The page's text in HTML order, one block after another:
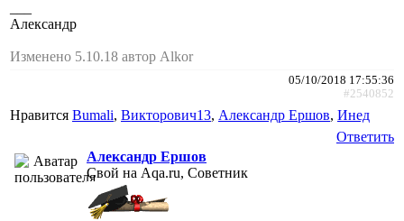
Александр
Изменено 5.10.18 автор Alkor
05/10/2018 17:55:36
#2540852
Нравится Bumali, Викторович13, Александр Ершов, Инед
Ответить
Александр Ершов
Свой на Aqa.ru, Советник